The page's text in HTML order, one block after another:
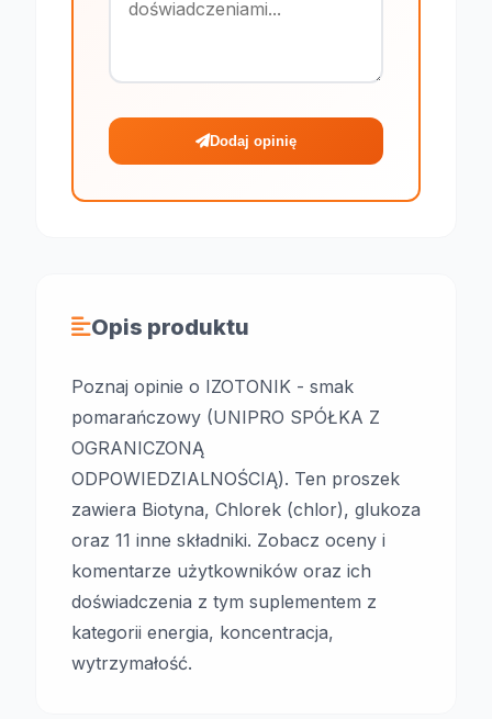
Dodaj opinię
Opis produktu
Poznaj opinie o IZOTONIK - smak
pomarańczowy (UNIPRO SPÓŁKA Z
OGRANICZONĄ
ODPOWIEDZIALNOŚCIĄ). Ten proszek
zawiera Biotyna, Chlorek (chlor), glukoza
oraz 11 inne składniki. Zobacz oceny i
komentarze użytkowników oraz ich
doświadczenia z tym suplementem z
kategorii energia, koncentracja,
wytrzymałość.